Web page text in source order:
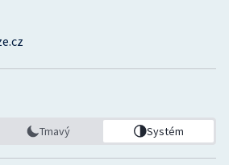
Tmavý Systém